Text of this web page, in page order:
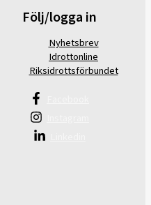
Följ/logga in
Nyhetsbrev
Idrottonline
Riksidrottsförbundet